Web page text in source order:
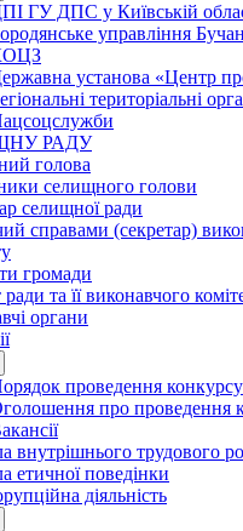
ГУ ДПС у Київській
управління
установа «Центр
територіальні
РАДУ
голова
селищного голови
селищної ради
справами (секретар)
громади
та її виконавчого
органи
проведення конкурсу
про проведення
внутрішнього трудового
етичної поведінки
діяльність